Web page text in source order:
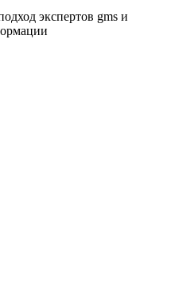
экспертов gms и